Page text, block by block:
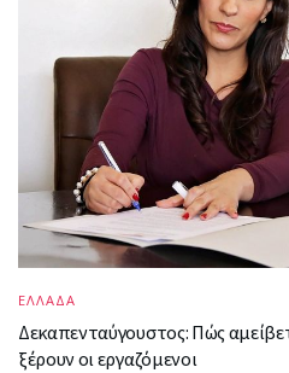
ΕΛΛΑΔΑ
Δεκαπενταύγουστος: Πώς
ξέρουν οι εργαζόμενοι